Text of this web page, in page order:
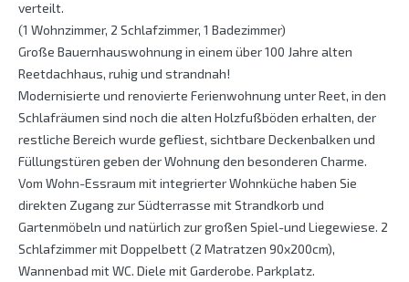
verteilt.
(1 Wohnzimmer, 2 Schlafzimmer, 1 Badezimmer)
Große Bauernhauswohnung in einem über 100 Jahre alten
Reetdachhaus, ruhig und strandnah!
Modernisierte und renovierte Ferienwohnung unter Reet, in den
Schlafräumen sind noch die alten Holzfußböden erhalten, der
restliche Bereich wurde gefliest, sichtbare Deckenbalken und
Füllungstüren geben der Wohnung den besonderen Charme.
Vom Wohn-Essraum mit integrierter Wohnküche haben Sie
direkten Zugang zur Südterrasse mit Strandkorb und
Gartenmöbeln und natürlich zur großen Spiel-und Liegewiese. 2
Schlafzimmer mit Doppelbett (2 Matratzen 90x200cm),
Wannenbad mit WC. Diele mit Garderobe. Parkplatz.